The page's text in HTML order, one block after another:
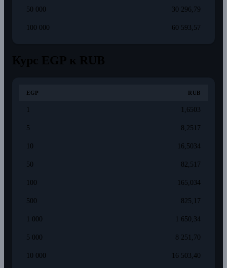
50 000 30 296,79
100 000 60 593,57
EGP RUB
1,6503
5 8,2517
10 16,5034
50 82,517
100 165,034
500 825,17
1 000 1 650,34
5 000 8 251,70
10 000 16 503,40